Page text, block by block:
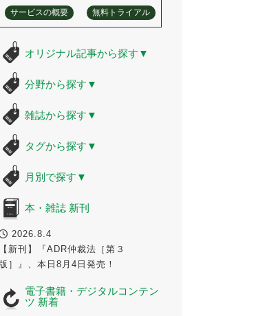
サービスの概要 無料トライアル
オリジナル記事から探す ▼
分野から探す ▼
雑誌から探す ▼
タグから探す ▼
月別で探す ▼
本・雑誌 新刊
2026.8.4
【新刊】『ADR仲裁法［第３
版］』、本日8月4日発売！
電子書籍・デジタルコンテン
ツ 新着